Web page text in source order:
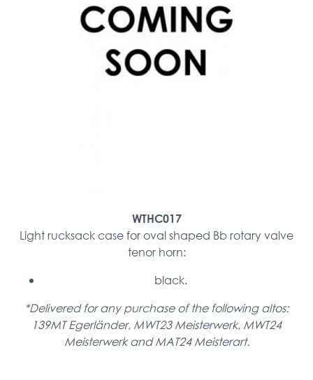
WTHC017
Light rucksack case for oval shaped Bb rotary valve
tenor horn:
black.
*Delivered for any purchase of the following altos:
139MT Egerländer, MWT23 Meisterwerk, MWT24
Meisterwerk and MAT24 Meisterart.